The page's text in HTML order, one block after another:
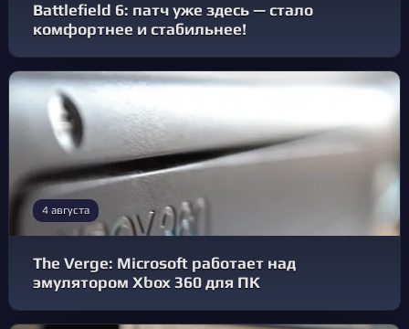
Battlefield 6: патч уже здесь — стало
комфортнее и стабильнее!
4 августа
The Verge: Microsoft работает над
эмулятором Xbox 360 для ПК